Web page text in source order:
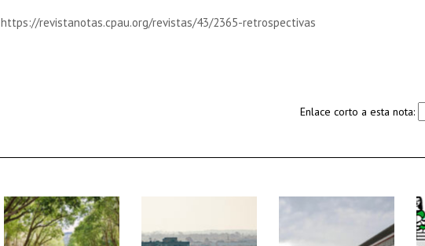
https://revistanotas.cpau.org/revistas/43/2365-retrospectivas
Enlace corto a esta nota: